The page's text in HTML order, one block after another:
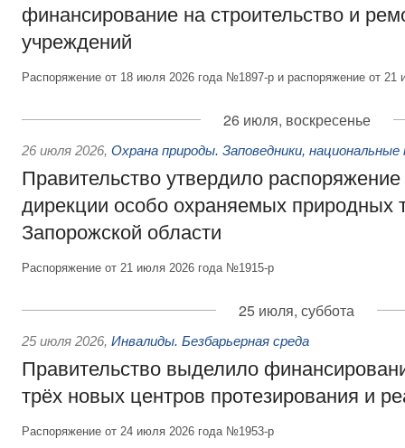
финансирование на строительство и
учреждений
Распоряжение от 18 июля 2026 года №1897-р и распоряжение от
26 июля, воскресенье
26 июля 2026, Охрана природы. Заповедники, национальные
Правительство утвердило
дирекции особо охраняемых природных
Запорожской области
Распоряжение от 21 июля 2026 года №1915-р
25 июля, суббота
25 июля 2026, Инвалиды. Безбарьерная среда
Правительство выделило
трёх новых центров протезирования и
Распоряжение от 24 июля 2026 года №1953-р